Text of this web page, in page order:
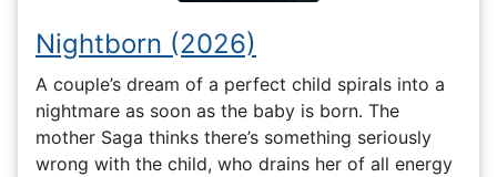
Nightborn (2026)
A couple’s dream of a perfect child spirals into a
nightmare as soon as the baby is born. The
mother Saga thinks there’s something seriously
wrong with the child, who drains her of all energy